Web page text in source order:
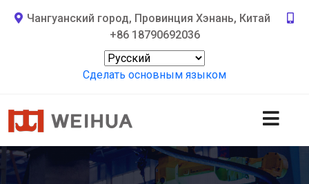
Чангуанский город, Провинция Хэнань, Китай
+86 18790692036
Сделать основным языком